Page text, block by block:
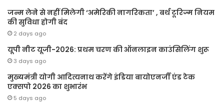
जन्म लेने से नहीं मिलेगी ‘अमेरिकी नागरिकता’ , बर्थ टूरिज्म नियम
की सुविधा होगी बंद
2 days ago
यूपी नीट यूजी-2026: प्रथम चरण की ऑनलाइन काउंसिलिंग शुरू
3 days ago
मुख्यमंत्री योगी आदित्यनाथ करेंगे इंडिया बायोएनर्जी एंड टेक
एक्सपो 2026 का शुभारंभ
5 days ago